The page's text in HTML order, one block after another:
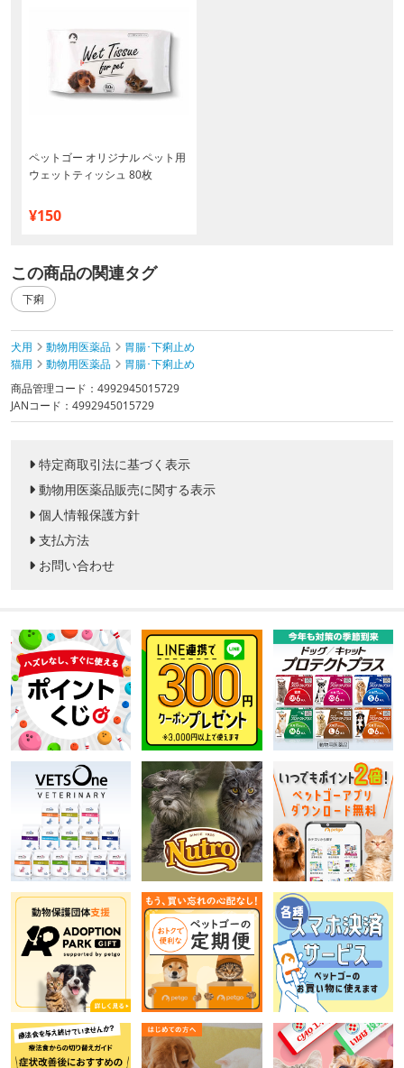
ペットゴー オリジナル ペット用
ウェットティッシュ 80枚
¥150
この商品の関連タグ
下痢
犬用 動物用医薬品
胃腸･下痢止め
猫用
動物用医薬品
胃腸･下痢止め
商品管理コード：4992945015729
JANコード：4992945015729
特定商取引法に基づく表示
動物用医薬品販売に関する表示
個人情報保護方針
支払方法
お問い合わせ